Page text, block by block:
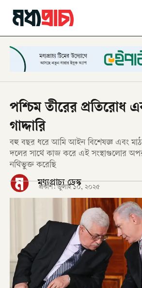
পশ্চিম তীরের প্রতিরোধ
গাদ্দারি
বহু বছর ধরে আমি আইন বিশেষজ্ঞ এবং মাঠ
দলের সাথে কাজ করে এই সংস্থাগুলোর
নথিভুক্ত করেছি
মধ্যপ্রাচ্য ডেস্ক
প্রকাশ: জুলাই ১০, ২০২৫